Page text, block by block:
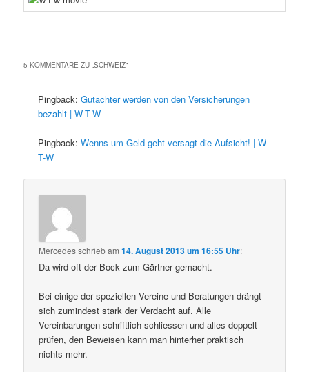
5 KOMMENTARE ZU „SCHWEIZ“
Pingback:Gutachter werden von den Versicherungen
bezahlt | W-T-W
Pingback:Wenns um Geld geht versagt die Aufsicht! | W-
T-W
Mercedesschriebam14. August 2013 um 16:55 Uhr:
Da wird oft der Bock zum Gärtner gemacht.
Bei einige der speziellen Vereine und Beratungen drängt
sich zumindest stark der Verdacht auf. Alle
Vereinbarungen schriftlich schliessen und alles doppelt
prüfen, den Beweisen kann man hinterher praktisch
nichts mehr.